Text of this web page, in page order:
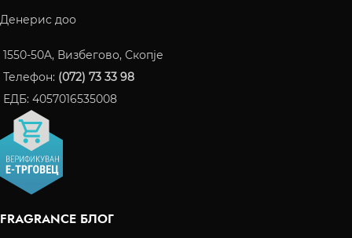
Денерис доо
1550-50A, Визбегово, Скопје
Телефон: (072) 73 33 98
ЕДБ: 4057016535008
FRAGRANCE БЛОГ